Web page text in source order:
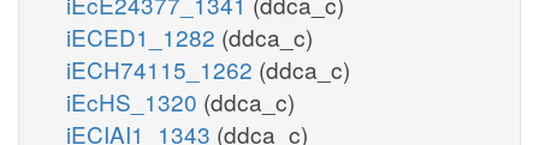
iECED1_1282 (ddca_c)
iECH74115_1262 (ddca_c)
iEcHS_1320 (ddca_c)
iECIAI1_1343 (ddca_c)